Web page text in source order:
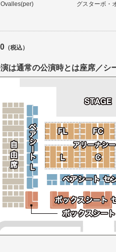
グスターボ・
（税込）
は通常の公演時とは座席／シ